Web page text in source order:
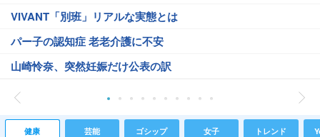
VIVANT「別班」リアルな実態とは
パー子の認知症 老老介護に不安
山崎怜奈、突然妊娠だけ公表の訳
健康 芸能 ゴシップ 女子 トレンド